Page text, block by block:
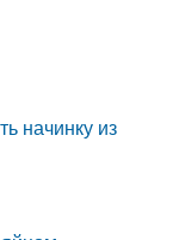
начинку из